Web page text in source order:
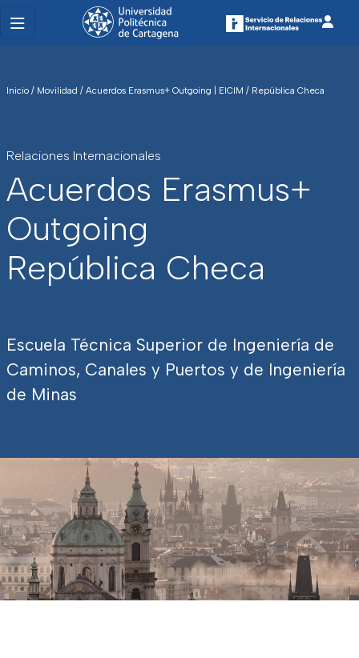
Inicio / Movilidad / Acuerdos Erasmus+ Outgoing | EICIM / República Checa
Relaciones Internacionales
Acuerdos Erasmus+
Outgoing
República Checa
Escuela Técnica Superior de Ingeniería de
Caminos, Canales y Puertos y de Ingeniería
de Minas